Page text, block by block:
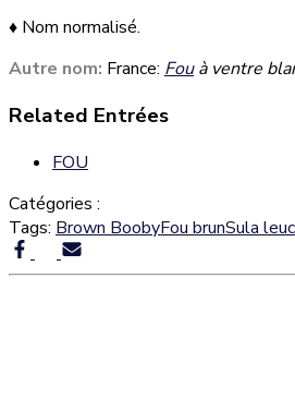
♦ Nom normalisé.
Autre nom: France: Fouà ventre
Related Entrées
FOU
Catégories :
Tags: Brown BoobyFou brunSula